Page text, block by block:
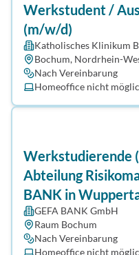
Werkstudent /
(m/w/d)
Katholisches Klinikum
Bochum, Nordrhein-
Nach Vereinbarung
Homeoffice nicht
Werkstudierende
Abteilung
BANK in
GEFA BANK GmbH
Raum Bochum
Nach Vereinbarung
Homeoffice nicht